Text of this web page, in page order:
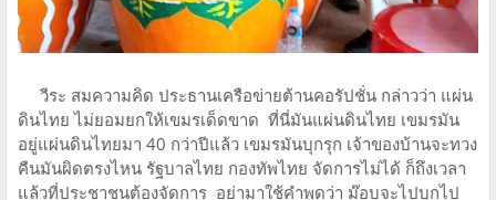
วีระ สมความคิด ประธานเครือข่ายต้านคอรัปชั่น กล่าวว่า แผ่น
ดินไทย ไม่ยอมยกให้เขมรเด็ดขาด ที่นี่มันแผ่นดินไทย เขมรมัน
อยู่แผ่นดินไทยมา 40 กว่าปีแล้ว เขมรมันบุกรุก เจ้าของบ้านจะทวง
คืนมันผิดตรงไหน รัฐบาลไทย กองทัพไทย จัดการไม่ได้ ก็ถึงเวลา
แล้วที่ประชาชนต้องจัดการ อย่ามาใช้คำพูดว่า ม๊อบจะไปบุกไป